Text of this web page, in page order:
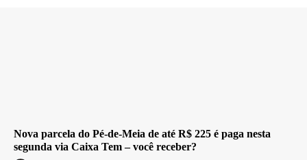
Nova parcela do Pé-de-Meia de até R$ 225 é paga nesta
segunda via Caixa Tem – você receber?